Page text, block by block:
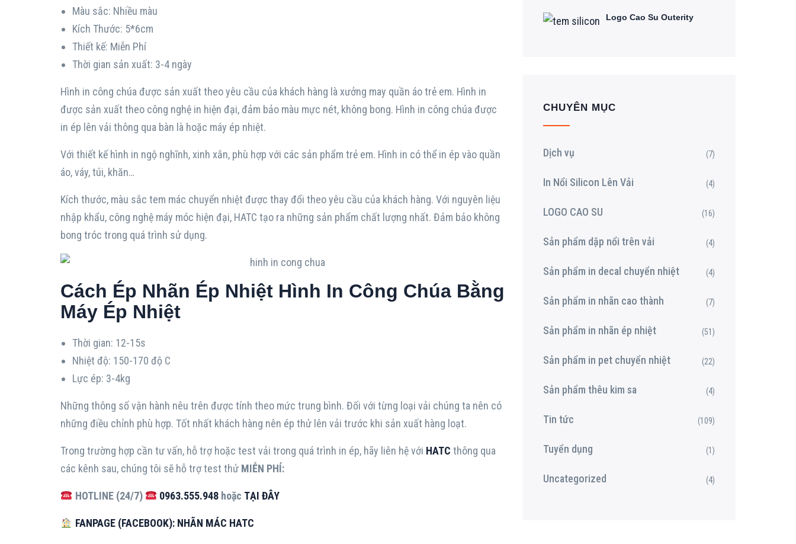
Màu sắc: Nhiều màu
Kích Thước: 5*6cm
Thiết kế: Miễn Phí
Thời gian sản xuất: 3-4 ngày
Hình in công chúa được sản xuất theo yêu cầu của khách hàng là xưởng may quần áo trẻ em. Hình in
được sản xuất theo công nghệ in hiện đại, đảm bảo màu mực nét, không bong. Hình in công chúa được
in ép lên vải thông qua bàn là hoặc máy ép nhiệt.
Với thiết kế hình in ngộ nghĩnh, xinh xắn, phù hợp với các sản phẩm trẻ em. Hình in có thể in ép vào quần
áo, váy, túi, khăn…
Kích thước, màu sắc tem mác chuyển nhiệt được thay đổi theo yêu cầu của khách hàng. Với nguyên liệu
nhập khẩu, công nghệ máy móc hiện đại, HATC tạo ra những sản phẩm chất lượng nhất. Đảm bảo không
bong tróc trong quá trình sử dụng.
Cách Ép Nhãn Ép Nhiệt Hình In Công Chúa Bằng
Máy Ép Nhiệt
Thời gian: 12-15s
Nhiệt độ: 150-170 độ C
Lực ép: 3-4kg
Những thông số vận hành nêu trên được tính theo mức trung bình. Đối với từng loại vải chúng ta nên có
những điều chỉnh phù hợp. Tốt nhất khách hàng nên ép thử lên vải trước khi sản xuất hàng loạt.
Trong trường hợp cần tư vấn, hỗ trợ hoặc test vải trong quá trình in ép, hãy liên hệ với HATC thông qua
các kênh sau, chúng tôi sẽ hỗ trợ test thử MIỄN PHÍ:
HOTLINE (24/7) 0963.555.948 hoặc TẠI ĐÂY
FANPAGE (FACEBOOK): NHÃN MÁC HATC
Logo Cao Su Outerity
CHUYÊN MỤC
Dịch vụ (7)
In Nổi Silicon Lên Vải (4)
LOGO CAO SU (16)
Sản phẩm dập nổi trên vải (4)
Sản phẩm in decal chuyển nhiệt (4)
Sản phẩm in nhãn cao thành (7)
Sản phẩm in nhãn ép nhiệt (51)
Sản phẩm in pet chuyển nhiệt (22)
Sản phẩm thêu kim sa (4)
Tin tức (109)
Tuyển dụng (1)
Uncategorized (4)